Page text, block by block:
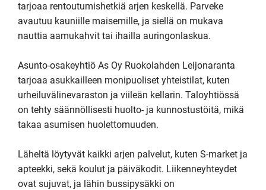
tarjoaa rentoutumishetkiä arjen keskellä. Parveke
avautuu kauniille maisemille, ja siellä on mukava
nauttia aamukahvit tai ihailla auringonlaskua.
Asunto-osakeyhtiö As Oy Ruokolahden Leijonaranta
tarjoaa asukkailleen monipuoliset yhteistilat, kuten
urheiluvälinevaraston ja viileän kellarin. Taloyhtiössä
on tehty säännöllisesti huolto- ja kunnostustöitä, mikä
takaa asumisen huolettomuuden.
Läheltä löytyvät kaikki arjen palvelut, kuten S-market ja
apteekki, sekä koulut ja päiväkodit. Liikenneyhteydet
ovat sujuvat, ja lähin bussipysäkki on